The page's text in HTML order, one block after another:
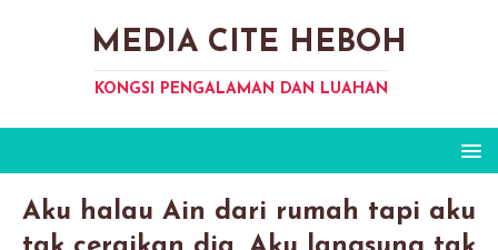
MEDIA CITE HEBOH
KONGSI PENGALAMAN DAN LUAHAN
Aku halau Ain dari rumah tapi aku